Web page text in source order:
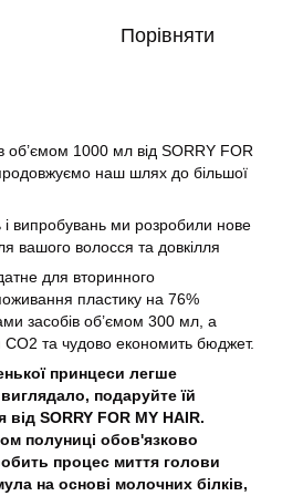
Порівняти
об’ємом 1000 мл від SORRY FOR
наш шлях до більшої
і випробувань ми розробили нове
вашого волосся та довкілля
для вторинного
пластику на 76%
засобів об’ємом 300 мл, а
CO2 та чудово економить бюджет.
принцеси легше
подаруйте їй
SORRY FOR MY HAIR.
полуниці обов'язково
процес миття голови
на основі молочних білків,